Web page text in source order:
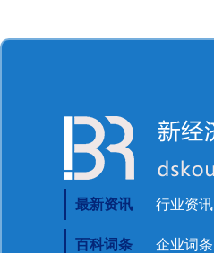
最新资讯 行业资讯
百科词条 企业词条